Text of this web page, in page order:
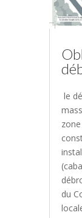
le
du